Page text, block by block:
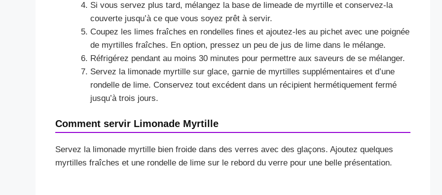
Si vous servez plus tard, mélangez la base de limeade de myrtille et conservez-la
couverte jusqu’à ce que vous soyez prêt à servir.
Coupez les limes fraîches en rondelles fines et ajoutez-les au pichet avec une poignée
de myrtilles fraîches. En option, pressez un peu de jus de lime dans le mélange.
Réfrigérez pendant au moins 30 minutes pour permettre aux saveurs de se mélanger.
Servez la limonade myrtille sur glace, garnie de myrtilles supplémentaires et d’une
rondelle de lime. Conservez tout excédent dans un récipient hermétiquement fermé
jusqu’à trois jours.
Comment servir Limonade Myrtille
Servez la limonade myrtille bien froide dans des verres avec des glaçons. Ajoutez quelques
myrtilles fraîches et une rondelle de lime sur le rebord du verre pour une belle présentation.